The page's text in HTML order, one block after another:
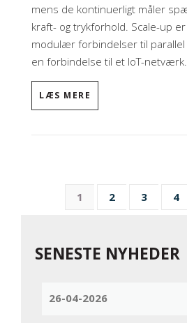
mens de kontinuerligt måler
kraft- og trykforhold. Scale-up
modulær forbindelser til
en forbindelse til et IoT-netværk.
LÆS MERE
1 2 3 4
SENESTE NYHEDER
26-04-2026